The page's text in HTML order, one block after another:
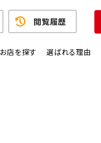
お店を探す 選ばれる理由
閲覧履歴